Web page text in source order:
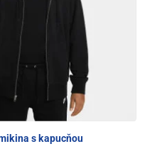
s kapucňou